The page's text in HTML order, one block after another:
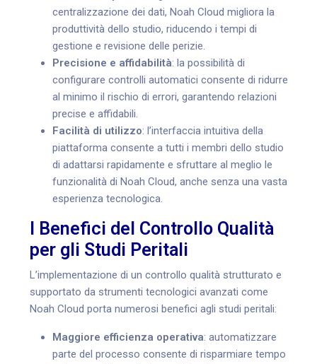
centralizzazione dei dati, Noah Cloud migliora la
produttività dello studio, riducendo i tempi di
gestione e revisione delle perizie.
Precisione e affidabilità: la possibilità di
configurare controlli automatici consente di ridurre
al minimo il rischio di errori, garantendo relazioni
precise e affidabili.
Facilità di utilizzo: l’interfaccia intuitiva della
piattaforma consente a tutti i membri dello studio
di adattarsi rapidamente e sfruttare al meglio le
funzionalità di Noah Cloud, anche senza una vasta
esperienza tecnologica.
I Benefici del Controllo Qualità
per gli Studi Peritali
L’implementazione di un controllo qualità strutturato e
supportato da strumenti tecnologici avanzati come
Noah Cloud porta numerosi benefici agli studi peritali:
Maggiore efficienza operativa: automatizzare
parte del processo consente di risparmiare tempo